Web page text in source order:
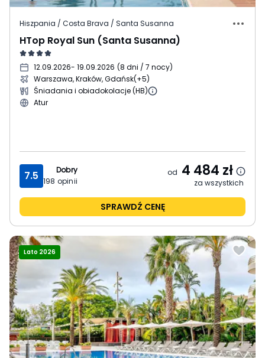
Hiszpania / Costa Brava / Santa Susanna
HTop Royal Sun (Santa Susanna)
12.09.2026- 19.09.2026 (8 dni / 7 nocy)
Warszawa, Kraków, Gdańsk(+5)
Śniadania i obiadokolacje (HB)
Atur
7.5
Dobry
198 opinii
od 4 484 zł
za wszystkich
SPRAWDŹ CENĘ
Lato 2026